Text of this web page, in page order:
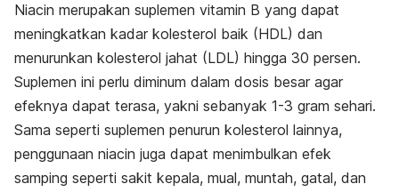
Niacin merupakan suplemen vitamin B yang dapat
meningkatkan kadar kolesterol baik (HDL) dan
menurunkan kolesterol jahat (LDL) hingga 30 persen.
Suplemen ini perlu diminum dalam dosis besar agar
efeknya dapat terasa, yakni sebanyak 1-3 gram sehari.
Sama seperti suplemen penurun kolesterol lainnya,
penggunaan niacin juga dapat menimbulkan efek
samping seperti sakit kepala, mual, muntah, gatal, dan